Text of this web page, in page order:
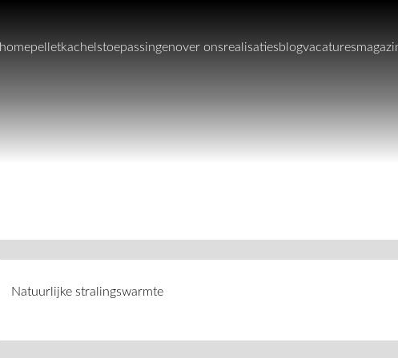
homepelletkachelstoepassingenover onsrealisatiesblogvacatures
Natuurlijke stralingswarmte